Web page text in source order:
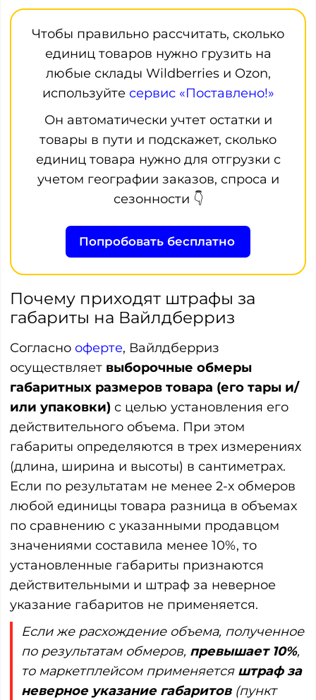
Чтобы правильно рассчитать, сколько
единиц товаров нужно грузить на
любые склады Wildberries и Ozon,
используйте сервис «Поставлено!»
Он автоматически учтет остатки и
товары в пути и подскажет, сколько
единиц товара нужно для отгрузки с
учетом географии заказов, спроса и
сезонности 👇
Попробовать бесплатно
Почему приходят штрафы за
габариты на Вайлдберриз
Согласно оферте, Вайлдберриз
осуществляет выборочные обмеры
габаритных размеров товара (его тары и/
или упаковки) с целью установления его
действительного объема. При этом
габариты определяются в трех измерениях
(длина, ширина и высоты) в сантиметрах.
Если по результатам не менее 2-х обмеров
любой единицы товара разница в объемах
по сравнению с указанными продавцом
значениями составила менее 10%, то
установленные габариты признаются
действительными и штраф за неверное
указание габаритов не применяется.
Если же расхождение объема, полученное
по результатам обмеров, превышает 10%,
то маркетплейсом применяется штраф за
неверное указание габаритов(пункт